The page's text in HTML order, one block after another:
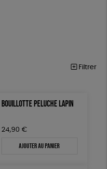
Filtrer
BOUILLOTTE PELUCHE LAPIN
24,90 €
Ajouter au panier